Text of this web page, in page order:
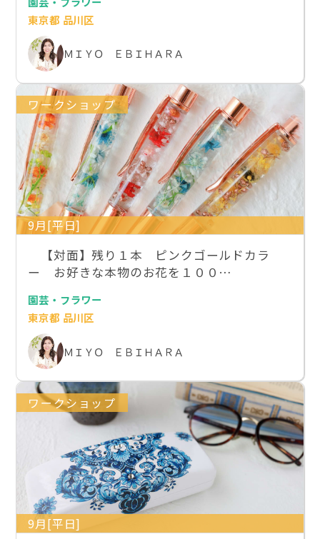
東京都 品川区
ＭＩＹＯ ＥＢＩＨＡＲＡ
ワークショップ
9月[平日]
【対面】残り１本 ピンクゴールドカラ
ー お好きな本物のお花を１００…
園芸・フラワー
東京都 品川区
ＭＩＹＯ ＥＢＩＨＡＲＡ
ワークショップ
9月[平日]